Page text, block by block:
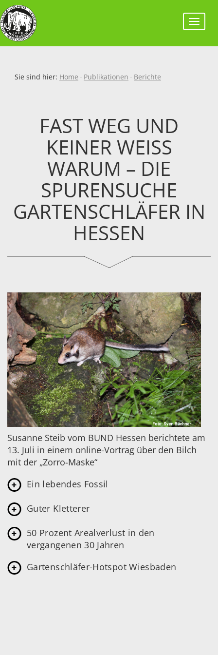
Sie sind hier: Home Publikationen Berichte
FAST WEG UND
KEINER WEISS W
ARUM – DIE S
PURENSUCHE G
ARTENSCHLÄFER IN H
ESSEN
Susanne Steib vom BUND Hessen berichtete am
13. Juli in einem online-Vortrag über den Bilch
mit der „Zorro-Maske“
Ein lebendes Fossil
Guter Kletterer
50 Prozent Arealverlust in den
vergangenen 30 Jahren
Gartenschläfer-Hotspot Wiesbaden